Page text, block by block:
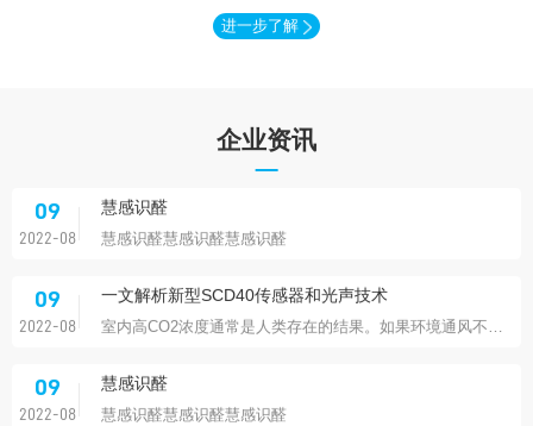
进一步了解
企业资讯
在需要清洁空气的地方，空气过滤器通常就在不远处。
09
2022-08
慧感识醛
慧感识醛慧感识醛慧感识醛
09
2022-08
一文解析新型SCD40传感器和光声技术
室内高CO2浓度通常是人类存在的结果。如果环境通风不良，我们的身体会吸入氧气并释放出CO2，该CO2会积聚在室内。
09
2022-08
慧感识醛
慧感识醛慧感识醛慧感识醛